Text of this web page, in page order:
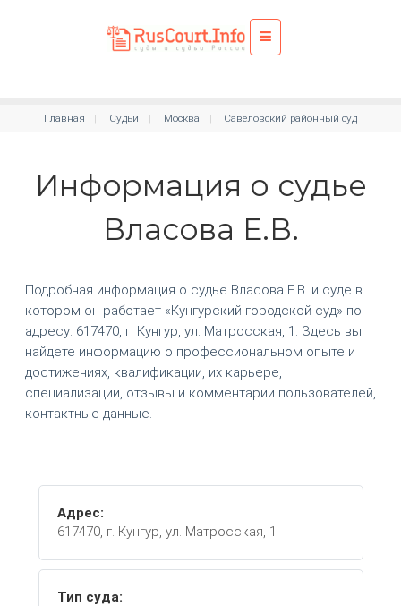
Главная Судьи Москва Савеловский районный суд
Информация о судье
Власова Е.В.
Подробная информация о судье Власова Е.В. и суде в
котором он работает «Кунгурский городской суд» по
адресу: 617470, г. Кунгур, ул. Матросская, 1. Здесь вы
найдете информацию о профессиональном опыте и
достижениях, квалификации, их карьере,
специализации, отзывы и комментарии пользователей,
контактные данные.
Адрес:
617470, г. Кунгур, ул. Матросская, 1
Тип суда: